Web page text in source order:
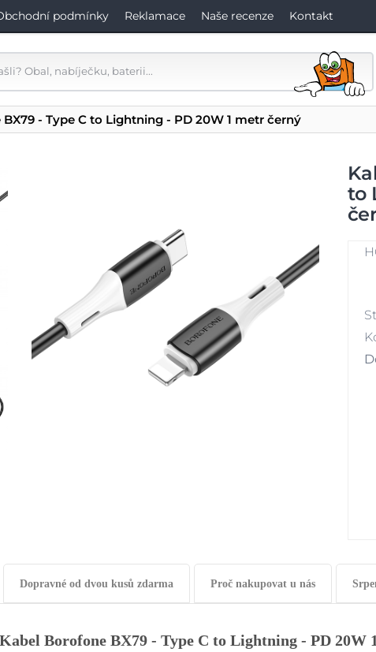
podmínky Reklamace Naše recenze Kontakt
- Type C to Lightning - PD 20W 1 metr černý
to
Dopravné od dvou kusů zdarma Proč nakupovat u nás
Borofone BX79 - Type C to Lightning - PD 20W